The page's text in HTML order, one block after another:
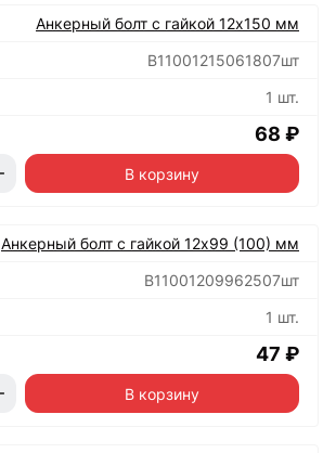
Анкерный болт с гайкой 12х150 мм
B11001215061807шт
1 шт.
68 ₽
В корзину
Анкерный болт с гайкой 12х99 (100) мм
B11001209962507шт
1 шт.
47 ₽
В корзину